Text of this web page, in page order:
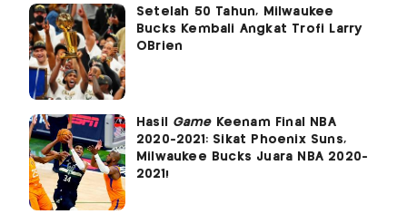
Setelah 50 Tahun, Milwaukee
Bucks Kembali Angkat Trofi Larry
OBrien
Hasil GameKeenam Final NBA
2020-2021: Sikat Phoenix Suns,
Milwaukee Bucks Juara NBA 2020-
2021!